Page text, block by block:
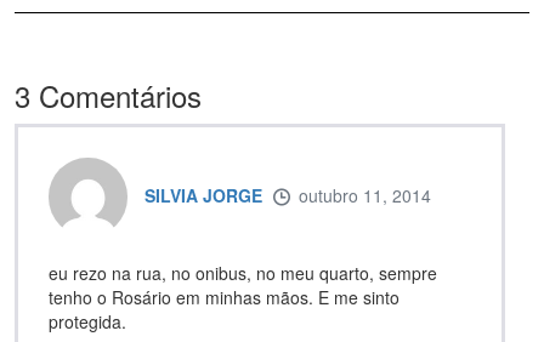
3 Comentários
SILVIA JORGE outubro 11, 2014
eu rezo na rua, no onibus, no meu quarto, sempre
tenho o Rosário em minhas mãos. E me sinto
protegida.